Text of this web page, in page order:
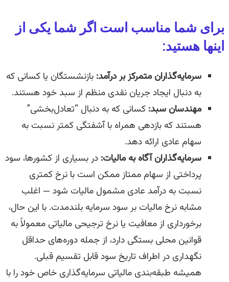
برای شما مناسب است اگر شما یکی از
اینها هستید:
سرمایه‌گذاران متمرکز بر درآمد: بازنشستگان یا کسانی که
به دنبال ایجاد جریان نقدی منظم از سبد خود هستند.
مهندسان سبد: کسانی که به دنبال “تعادل‌بخشی”
هستند که بازدهی همراه با آشفتگی کمتر نسبت به
سهام عادی ارائه دهد.
سرمایه‌گذاران آگاه به مالیات: در بسیاری از کشورها، سود
پرداختی از سهام ممتاز ممکن است با نرخ کمتری
نسبت به درآمد عادی مشمول مالیات شود — اغلب
مشابه نرخ مالیات بر سود سرمایه بلندمدت. با این حال،
برخورداری از معافیت یا نرخ ترجیحی مالیاتی معمولاً به
قوانین محلی بستگی دارد، از جمله دوره‌های حداقل
نگهداری در اطراف تاریخ سود قابل تقسیم قبلی.
همیشه طبقه‌بندی مالیاتی سرمایه‌گذاری خاص خود را با